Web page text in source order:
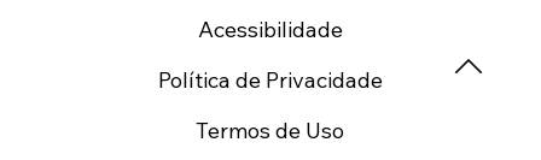
Acessibilidade
Política de Privacidade
Termos de Uso